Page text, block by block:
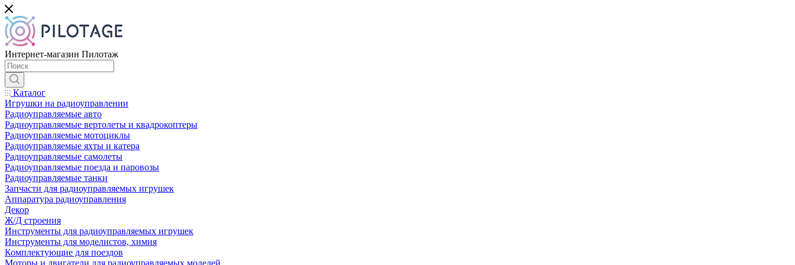
Интернет-магазин Пилотаж
Каталог
Игрушки на радиоуправлении
Радиоуправляемые авто
Радиоуправляемые вертолеты и квадрокоптеры
Радиоуправляемые мотоциклы
Радиоуправляемые яхты и катера
Радиоуправляемые самолеты
Радиоуправляемые поезда и паровозы
Радиоуправляемые танки
Запчасти для радиоуправляемых игрушек
Аппаратура радиоуправления
Декор
Ж/Д строения
Инструменты для радиоуправляемых игрушек
Инструменты для моделистов, химия
Комплектующие для поездов
Моторы и двигатели для радиоуправляемых моделей